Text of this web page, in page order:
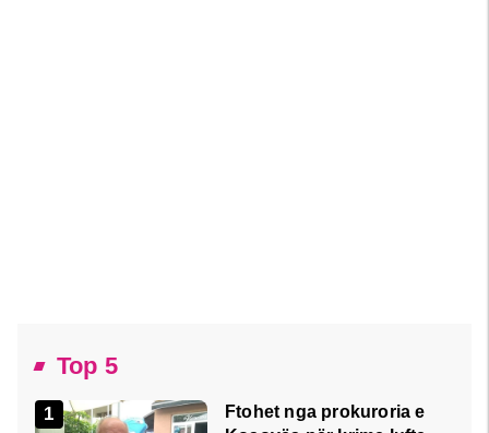
Top 5
Ftohet nga prokuroria e